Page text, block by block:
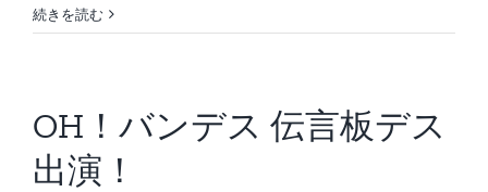
道
リ
ズ
続きを読む
OH！バンデス 伝言板デス
出演！